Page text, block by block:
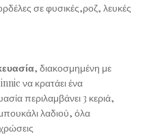
σε φυσικές,ροζ, λευκές
, διακοσμημένη με
να κρατάει ένα
περιλαμβάνει 3 κεριά,
λαδιού, όλα